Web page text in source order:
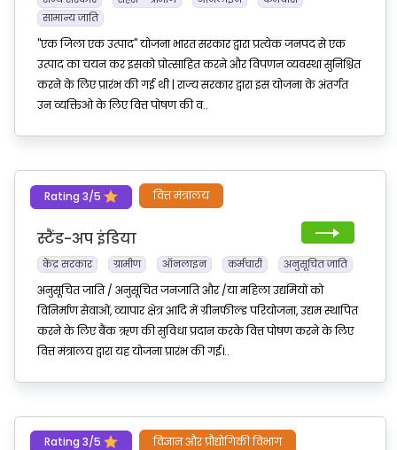
सामान्य जाति
"एक जिला एक उत्पाद" योजना भारत सरकार द्वारा प्रत्येक जनपद से एक
उत्पाद का चयन कर इसको प्रोत्साहित करने और विपणन व्यवस्था सुनिश्चित
करने के लिए प्रारंभ की गई थी | राज्य सरकार द्वारा इस योजना के अंतर्गत
उन व्यक्तिओ के लिए वित्त पोषण की व..
Rating 3/5 वित्त मंत्रालय
स्टैंड-अप इंडिया
केंद्र सरकार ग्रामीण ऑनलाइन कर्मचारी अनुसूचित जाति
अनुसूचित जाति / अनुसूचित जनजाति और /या महिला उद्यमियों को
विनिर्माण सेवाओं, व्यापार क्षेत्र आदि में ग्रीनफील्ड परियोजना, उद्यम स्थापित
करने के लिए बैंक ऋण की सुविधा प्रदान करके वित्त पोषण करने के लिए
वित्त मंत्रालय द्वारा यह योजना प्रारंभ की गई।..
Rating 3/5 विज्ञान और प्रौद्योगिकी विभाग